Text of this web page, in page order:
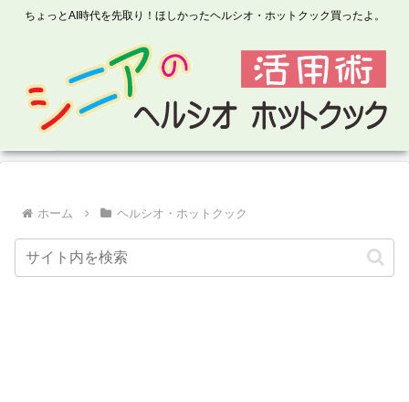
ちょっとAI時代を先取り！ほしかったヘルシオ・ホットクック買ったよ。
ホーム ヘルシオ・ホットクック